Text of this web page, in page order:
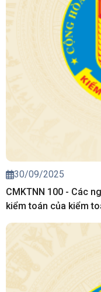
30/09/2025
CMKTNN 100 - Các
kiểm toán của kiểm